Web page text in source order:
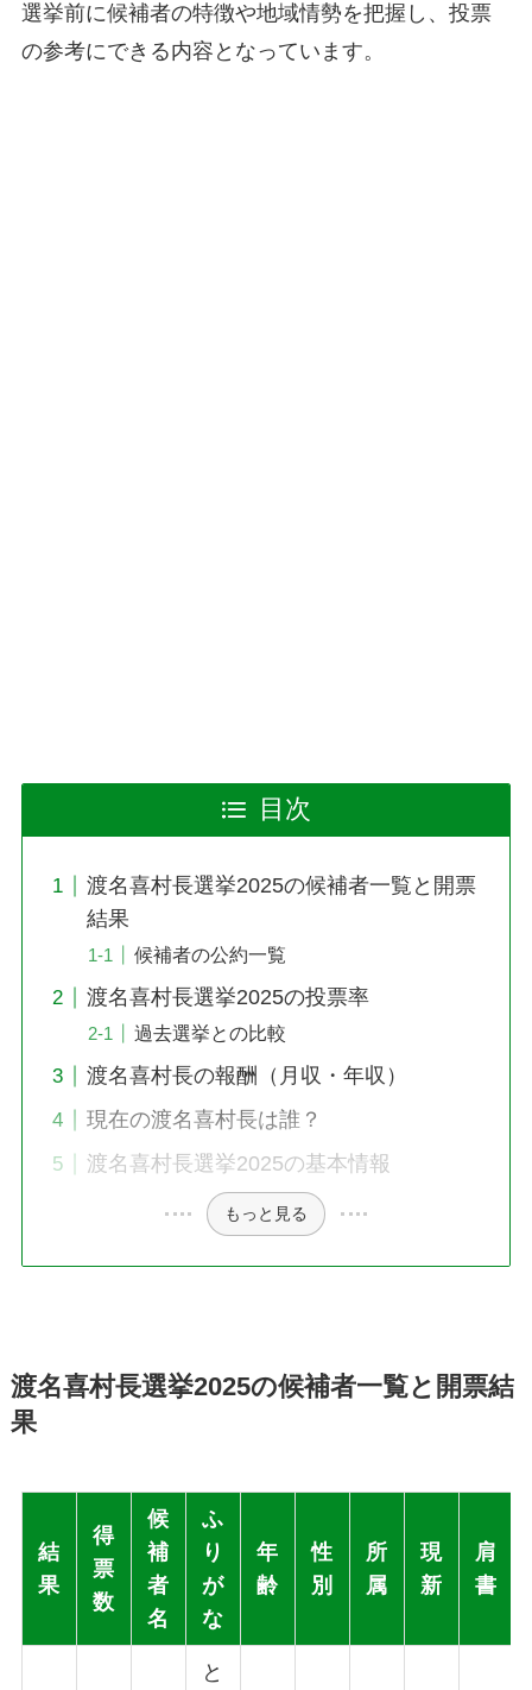
選挙前に候補者の特徴や地域情勢を把握し、投票
の参考にできる内容となっています。
目次
渡名喜村長選挙2025の候補者一覧と開票
結果
候補者の公約一覧
渡名喜村長選挙2025の投票率
過去選挙との比較
渡名喜村長の報酬（月収・年収）
現在の渡名喜村長は誰？
渡名喜村長選挙2025の基本情報
もっと見る
渡名喜村長選挙2025の候補者一覧と開票結
果
結
果
得
票
数
候
補
者
名
ふ
り
が
な
年
齢
性
別
所
属
現
新
肩
書
と